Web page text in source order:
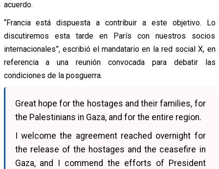
acuerdo.
“Francia está dispuesta a contribuir a este objetivo. Lo
discutiremos esta tarde en París con nuestros socios
internacionales”, escribió el mandatario en la red social X, en
referencia a una reunión convocada para debatir las
condiciones de la posguerra.
Great hope for the hostages and their families, for
the Palestinians in Gaza, and for the entire region.
I welcome the agreement reached overnight for
the release of the hostages and the ceasefire in
Gaza, and I commend the efforts of President